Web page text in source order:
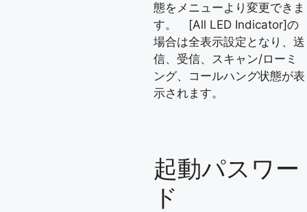
態をメニューより変更できま
す。 [All LED Indicator]の
場合は全表示設定となり、送
信、受信、スキャン/ローミ
ング、コールハング状態が表
示されます。
起動パスワー
ド